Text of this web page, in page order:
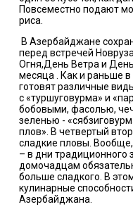
Повсеместно подают
риса.
В Азербайджане
перед встречей
Огня,День Ветра и
месяца . Как и раньше
готовят различные
с «туршуговурма» и
бобовыми, фасолью,
зеленью -
плов». В четвертый
сладкие пловы.
– в дни традиционного
домочадцам
больше сладкого. В
кулинарные
Азербайджана.